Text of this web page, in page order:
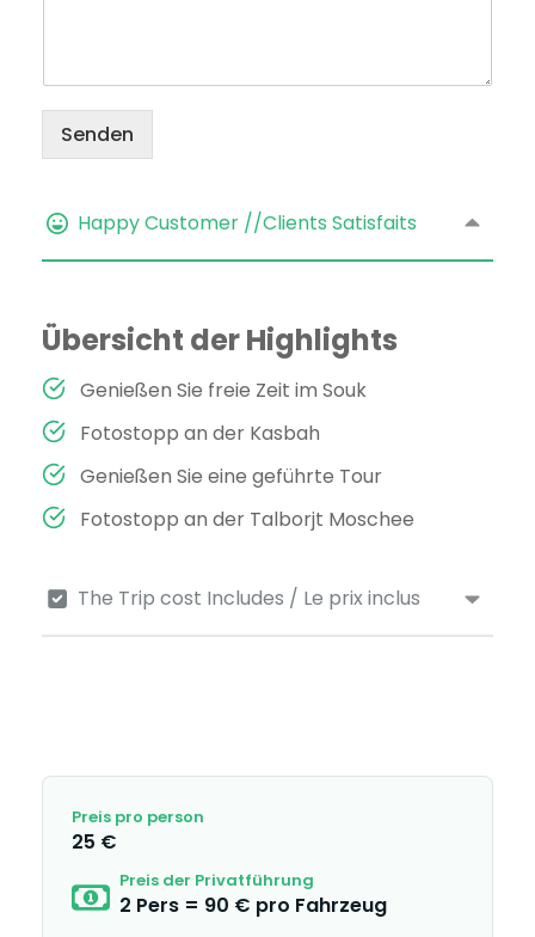
Senden
Happy Customer //Clients Satisfaits
The Trip cost Includes / Le prix inclus
Übersicht der Highlights
Genießen Sie freie Zeit im Souk
Fotostopp an der Kasbah
Genießen Sie eine geführte Tour
Fotostopp an der Talborjt Moschee
Preis pro person
25 €
Preis der Privatführung
2 Pers = 90 € pro Fahrzeug